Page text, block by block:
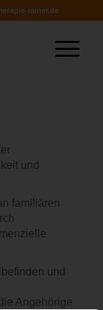
rainer.de
und
familiären
und
Angehörige